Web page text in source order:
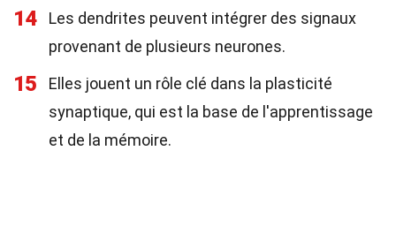
14
Les dendrites peuvent intégrer des signaux
provenant de plusieurs neurones.
15
Elles jouent un rôle clé dans la plasticité
synaptique, qui est la base de l'apprentissage
et de la mémoire.